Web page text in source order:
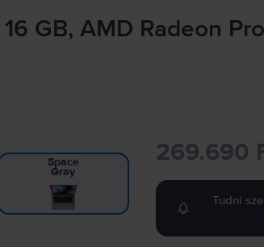
GB, AMD Radeon
Space
Gray
269.690
Tudni